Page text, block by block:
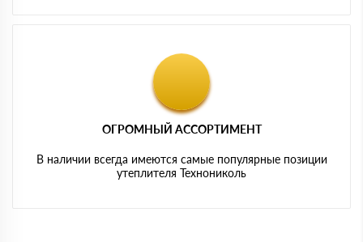
ОГРОМНЫЙ АССОРТИМЕНТ
В наличии всегда имеются самые популярные позиции
утеплителя Технониколь